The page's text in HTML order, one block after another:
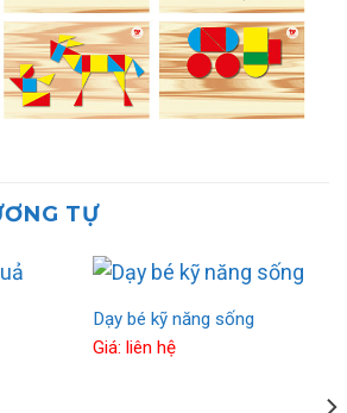
TỰ
Dạy bé kỹ năng sống
Giá: liên hệ